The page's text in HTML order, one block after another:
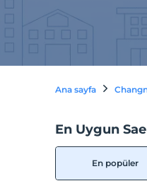
Ana sayfa
En Uygun
En popüler